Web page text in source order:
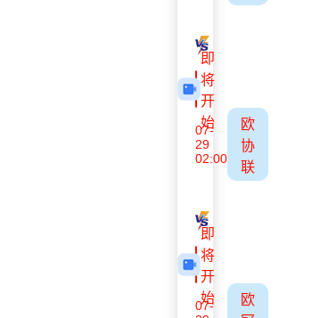
萨格勒布迪纳摩
即
将
开
始
07-
29
02:00
欧
协
联
德利塔
即
将
开
始
07-
欧